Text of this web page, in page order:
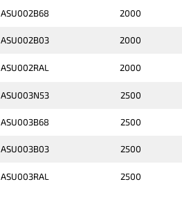
ASU002B68 2000
ASU002B03 2000
ASU002RAL 2000
ASU003N53 2500
ASU003B68 2500
ASU003B03 2500
ASU003RAL 2500